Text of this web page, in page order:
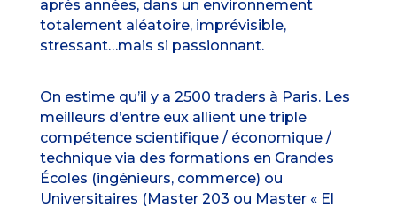
après années, dans un environnement
totalement aléatoire, imprévisible,
stressant…mais si passionnant.
On estime qu’il y a 2500 traders à Paris. Les
meilleurs d’entre eux allient une triple
compétence scientifique / économique /
technique via des formations en Grandes
Écoles (ingénieurs, commerce) ou
Universitaires (Master 203 ou Master « El